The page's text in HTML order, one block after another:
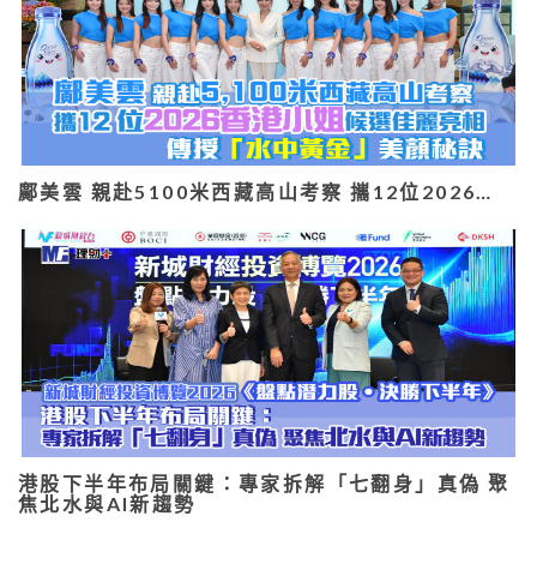
鄺美雲 親赴5100米西藏高山考察 攜12位2026…
港股下半年布局關鍵：專家拆解「七翻身」真偽 聚
焦北水與AI新趨勢